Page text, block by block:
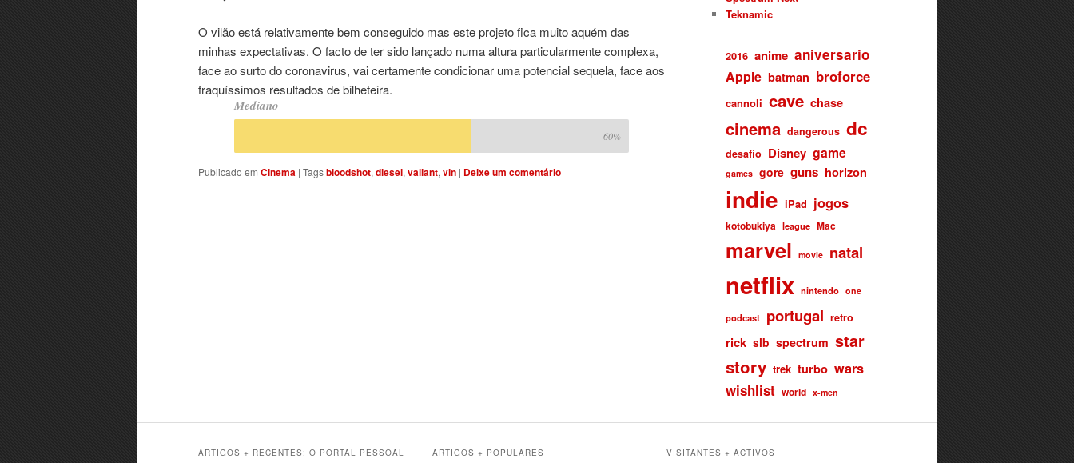
O vilão está relativamente bem conseguido mas este projeto fica muito aquém das
minhas expectativas. O facto de ter sido lançado numa altura particularmente complexa,
face ao surto do coronavirus, vai certamente condicionar uma potencial sequela, face aos
fraquíssimos resultados de bilheteira.
Mediano
60%
Publicado em Cinema | Tagsbloodshot, diesel, valiant, vin | Deixe um comentário
Teknamic
2016 anime aniversario
Apple batman broforce
cannoli cave chase
cinema dangerous dc
desafio Disney game
games gore guns horizon
indie iPad jogos
kotobukiya league Mac
marvel movie natal
netflix nintendo one
podcast portugal retro
rick slb spectrum star
story trek turbo wars
wishlist world x-men
ARTIGOS + RECENTES: O PORTAL PESSOAL ARTIGOS + POPULARES VISITANTES + ACTIVOS